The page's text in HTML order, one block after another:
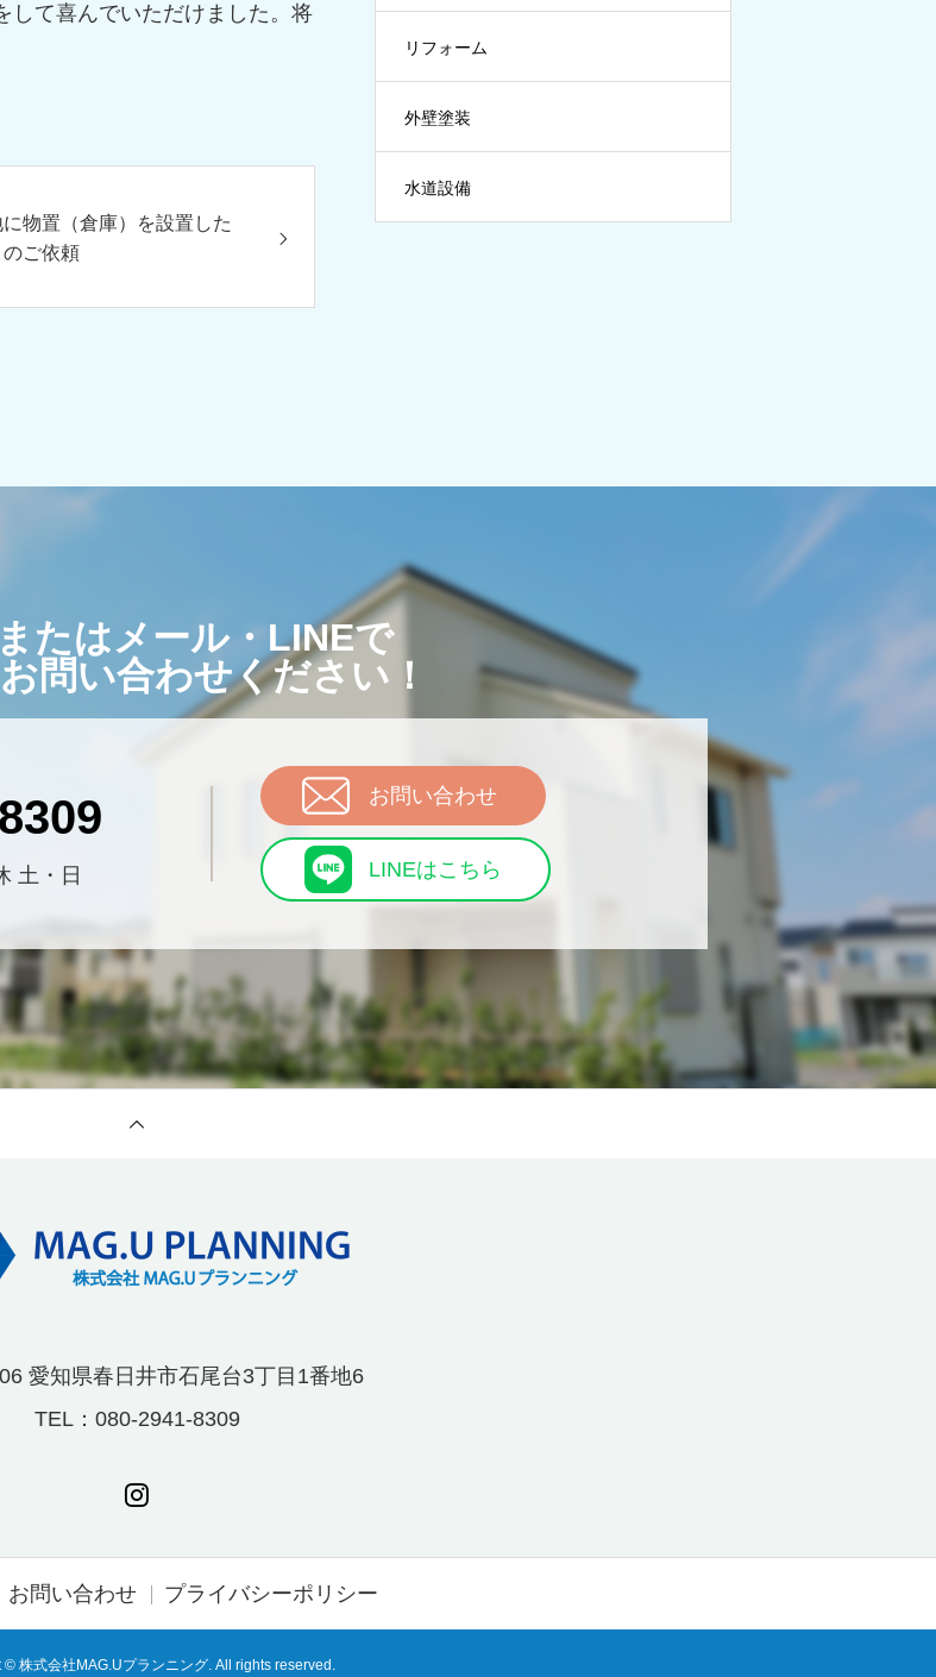
して喜んでいただけました。将
に物置（倉庫）を設置した
のご依頼
リフォーム
外壁塗装
水道設備
たはメール・LINEで
問い合わせください！
土・日
お問い合わせ
LINEはこちら
愛知県春日井市石尾台3丁目1番地6
TEL：080-2941-8309
お問い合わせ プライバシーポリシー
© 株式会社MAG.Uプランニング. All rights reserved.